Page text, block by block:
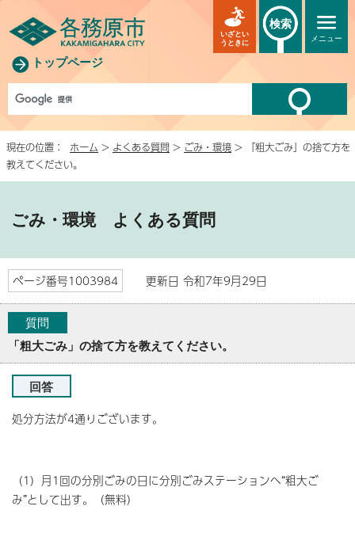
トップページ
メニュー
いざとい
うときに
検索
現在の位置： ホーム > よくある質問 > ごみ・環境 > 「粗大ごみ」の捨て方を
教えてください。
ごみ・環境よくある質問
ページ番号1003984 更新日 令和7年9月29日
質問
「粗大ごみ」の捨て方を教えてください。
回答
処分方法が4通りございます。
（1）月1回の分別ごみの日に分別ごみステーションへ“粗大ご
み”として出す。（無料）